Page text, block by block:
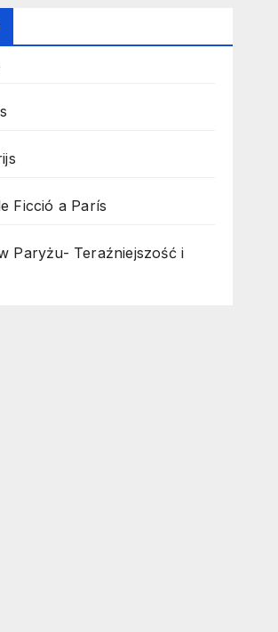
Ficció a París
Paryżu- Teraźniejszość i